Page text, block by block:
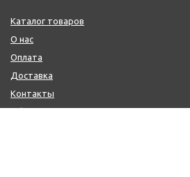
Каталог товаров
О нас
Оплата
Доставка
Контакты
Обмен и возврат